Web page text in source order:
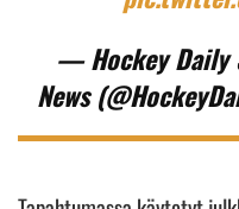
— Hockey Daily
News